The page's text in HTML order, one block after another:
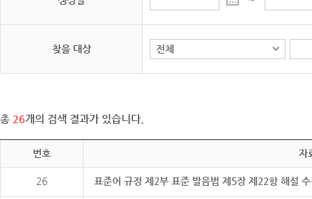
찾을 대상
총 26개의 검색 결과가 있습니다.
번호 자
26 표준어 규정 제2부 표준 발음법 제5장 제22항 해설